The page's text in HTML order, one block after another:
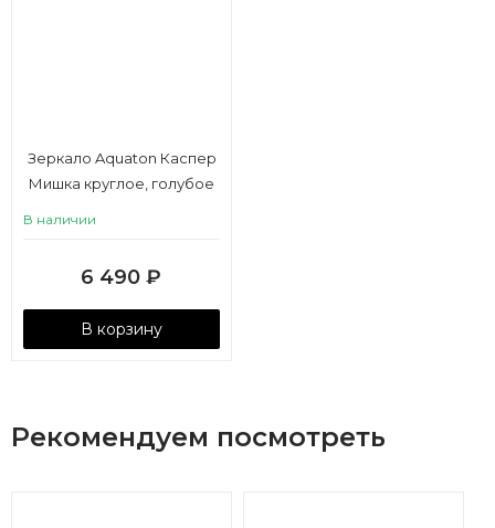
Зеркало Aquaton Каспер
Мишка круглое, голубое
В наличии
6 490 ₽
В корзину
Рекомендуем посмотреть